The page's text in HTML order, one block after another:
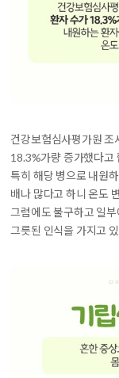
건강보험심사평가원 조
18.3%가량 증가했다고
특히 해당 병으로 내원
배나 많다고 하니 온도
그럼에도 불구하고 일
그릇된 인식을 가지고